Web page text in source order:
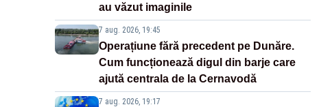
au văzut imaginile
7 aug. 2026, 19:45
Operațiune fără precedent pe Dunăre.
Cum funcționează digul din barje care
ajută centrala de la Cernavodă
7 aug. 2026, 19:17